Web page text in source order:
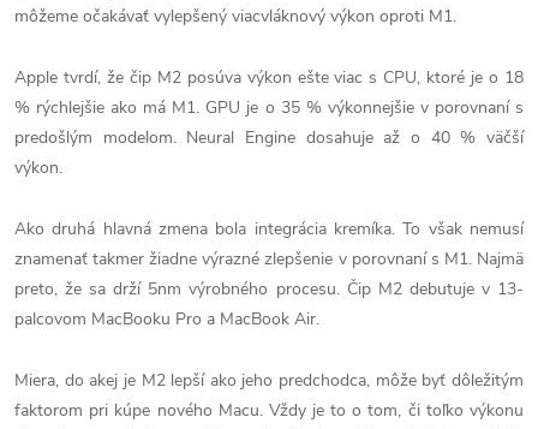
môžeme očakávať vylepšený viacvláknový výkon oproti M1.
Apple tvrdí, že čip ‌M2‌ posúva výkon ešte viac s CPU, ktoré je o 18
% rýchlejšie ako má M1. GPU je o 35 % výkonnejšie v porovnaní s
predošlým modelom. Neural Engine dosahuje až o 40 % väčší
výkon.
Ako druhá hlavná zmena bola integrácia kremíka. To však nemusí
znamenať takmer žiadne výrazné zlepšenie v porovnaní s ‌M1‌. Najmä
preto, že sa drží 5nm výrobného procesu. Čip ‌M2‌ debutuje v 13-
palcovom MacBooku Pro a MacBook Air.
Miera, do akej je ‌M2‌ lepší ako jeho predchodca, môže byť dôležitým
faktorom pri kúpe nového Macu. Vždy je to o tom, či toľko výkonu